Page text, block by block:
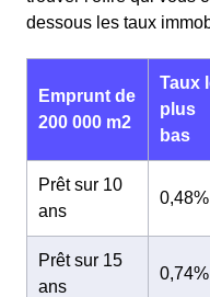
dessous les taux
Emprunt de
200 000 m2
Taux
plus
bas
Prêt sur 10
ans
0,48%
Prêt sur 15
ans
0,74%